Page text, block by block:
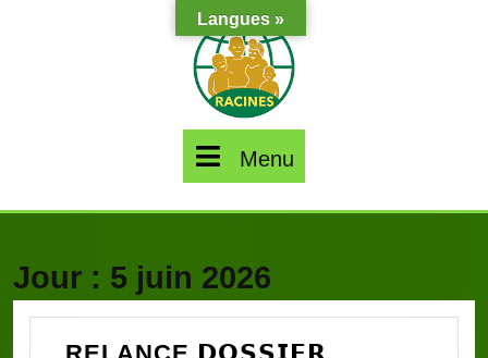
Menu
Jour : 5 juin 2026
Langues »